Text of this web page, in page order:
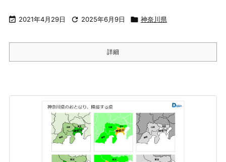
 2021年4月29日  2025年6月9日  神奈川県
詳細